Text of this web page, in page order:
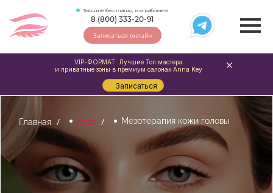
Звоните бесплатно, мы работаем
8 (800) 333-20-91
Записаться онлайн
Главная Блог Мезотерапия кожи головы
VIP-ФОРМАТ: Лучшие Топ мастера
и приватные зоны в премиум салонах Anna Key
Записаться